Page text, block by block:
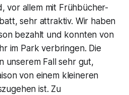
vor allem mit Frühbücher-
sehr attraktiv. Wir haben
bezahlt und konnten von
im Park verbringen. Die
unserem Fall sehr gut,
von einem kleineren
ist. Zu